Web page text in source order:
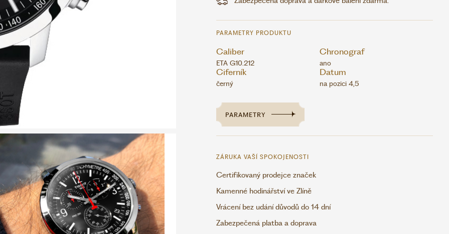
PARAMETRY PRODUKTU
Caliber
ETA G10.212
Chronograf
ano
Ciferník
černý
Datum
na pozici 4,5
PARAMETRY
ZÁRUKA VAŠÍ SPOKOJENOSTI
Certifikovaný prodejce značek
Kamenné hodinářství ve Zlíně
Vrácení bez udání důvodů do 14 dní
Zabezpečená platba a doprava